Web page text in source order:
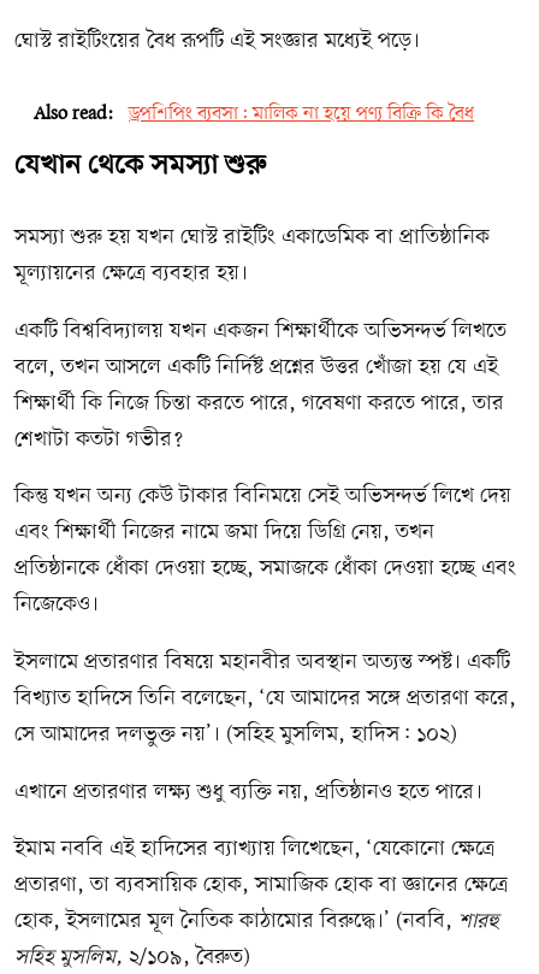
ঘোস্ট রাইটিংয়ের বৈধ রূপটি এই সংজ্ঞার মধ্যেই পড়ে।
Also read: ড্রপশিপিং ব্যবসা: মালিক না হয়ে পণ্য বিক্রি কি বৈধ
যেখান থেকে সমস্যা শুরু
সমস্যা শুরু হয় যখন ঘোস্ট রাইটিং একাডেমিক বা প্রাতিষ্ঠানিক
মূল্যায়নের ক্ষেত্রে ব্যবহার হয়।
একটি বিশ্ববিদ্যালয় যখন একজন শিক্ষার্থীকে অভিসন্দর্ভ লিখতে
বলে, তখন আসলে একটি নির্দিষ্ট প্রশ্নের উত্তর খোঁজা হয় যে এই
শিক্ষার্থী কি নিজে চিন্তা করতে পারে, গবেষণা করতে পারে, তার
শেখাটা কতটা গভীর?
কিন্তু যখন অন্য কেউ টাকার বিনিময়ে সেই অভিসন্দর্ভ লিখে দেয়
এবং শিক্ষার্থী নিজের নামে জমা দিয়ে ডিগ্রি নেয়, তখন
প্রতিষ্ঠানকে ধোঁকা দেওয়া হচ্ছে, সমাজকে ধোঁকা দেওয়া হচ্ছে এবং
নিজেকেও।
ইসলামে প্রতারণার বিষয়ে মহানবীর অবস্থান অত্যন্ত স্পষ্ট। একটি
বিখ্যাত হাদিসে তিনি বলেছেন, ‘যে আমাদের সঙ্গে প্রতারণা করে,
সে আমাদের দলভুক্ত নয়’। (সহিহ মুসলিম, হাদিস: ১০২)
এখানে প্রতারণার লক্ষ্য শুধু ব্যক্তি নয়, প্রতিষ্ঠানও হতে পারে।
ইমাম নববি এই হাদিসের ব্যাখ্যায় লিখেছেন, ‘যেকোনো ক্ষেত্রে
প্রতারণা, তা ব্যবসায়িক হোক, সামাজিক হোক বা জ্ঞানের ক্ষেত্রে
হোক, ইসলামের মূল নৈতিক কাঠামোর বিরুদ্ধে।’ (নববি, শারহু
সহিহ মুসলিম, ২/১০৯, বৈরুত)